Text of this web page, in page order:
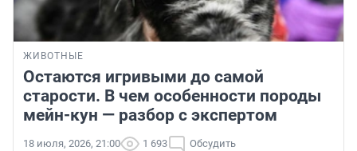
ЖИВОТНЫЕ
Остаются игривыми до самой
старости. В чем особенности породы
мейн-кун — разбор с экспертом
18 июля, 2026, 21:00 1 693 Обсудить